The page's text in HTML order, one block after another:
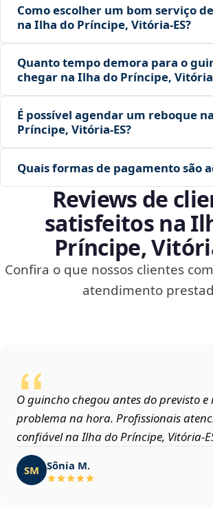
Como escolher um bom serviço
na Ilha do Príncipe, Vitória‑ES?
Quanto tempo demora para o
chegar na Ilha do Príncipe,
É possível agendar um reboque
Príncipe, Vitória‑ES?
Quais formas de pagamento são
Reviews de
satisfeitos na
Príncipe,
Confira o que nossos clientes
atendimento
O guincho chegou antes do previsto e
problema na hora. Profissionais
confiável na Ilha do Príncipe,
SM Sônia M.